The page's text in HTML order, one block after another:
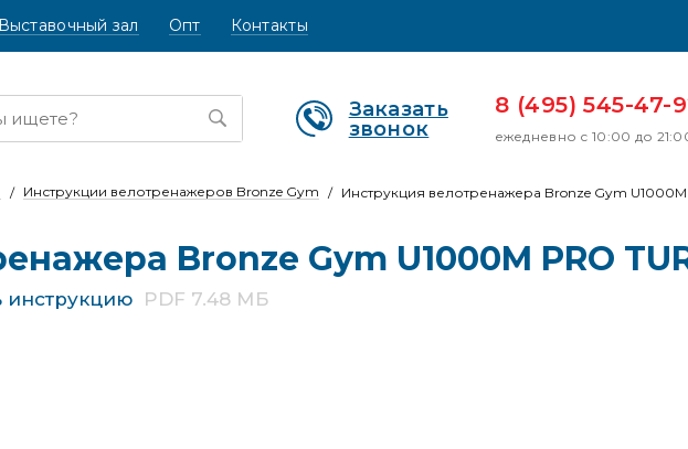
Выставочный зал Опт Контакты
Заказать
звонок
8 (495) 545-47-
ежедневно с 10:00 до
Инструкции велотренажеров Bronze Gym Инструкция велотренажера Bronze Gym U1000M
Bronze Gym U1000M PRO
инструкцию PDF 7.48 МБ